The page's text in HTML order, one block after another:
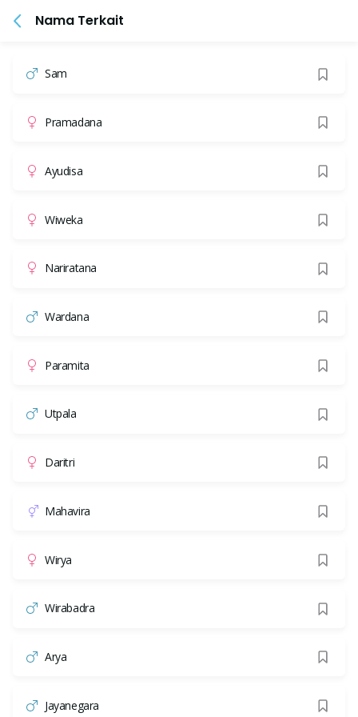
Nama Terkait
Sam
Pramadana
Ayudisa
Wiweka
Nariratana
Wardana
Paramita
Utpala
Daritri
Mahavira
Wirya
Wirabadra
Arya
Jayanegara